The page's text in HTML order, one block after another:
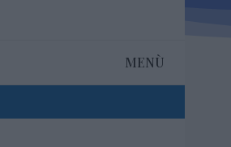
MENÙ